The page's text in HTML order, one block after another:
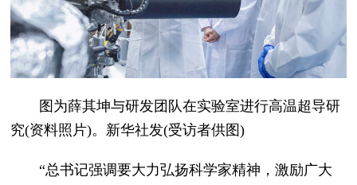
图为薛其坤与研发团队在实验室进行高温超导研
究(资料照片)。新华社发(受访者供图)
“总书记强调要大力弘扬科学家精神，激励广大